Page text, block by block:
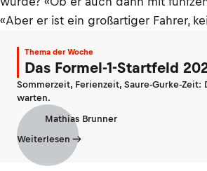
«Aber er ist ein großartiger Fahrer,
Thema der Woche
Das Formel-1-Startfeld
Sommerzeit, Ferienzeit, Saure-Gurke-
warten.
Mathias Brunner
Weiterlesen